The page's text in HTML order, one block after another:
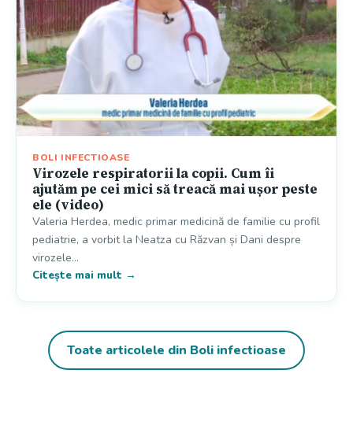
BOLI INFECTIOASE
Virozele respiratorii la copii. Cum îi
ajutăm pe cei mici să treacă mai ușor peste
ele (video)
Valeria Herdea, medic primar medicină de familie cu profil
pediatrie, a vorbit la Neatza cu Răzvan și Dani despre
virozele…
Citește mai mult →
Toate articolele din Boli infectioase